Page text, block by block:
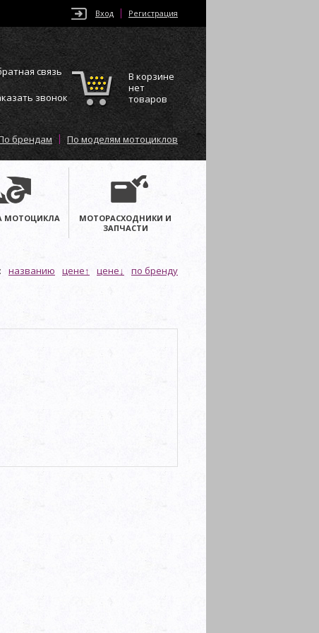
Вход Регистрация
связь
звонок
В корзине
нет
товаров
брендам По моделям мотоциклов
МОТОЦИКЛА
МОТОРАСХОДНИКИ И
ЗАПЧАСТИ
названию цене↑ цене↓ по бренду